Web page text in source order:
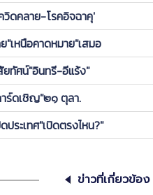
วิดคลาย-โรคอิจฉาคุ'
"เหนือคาดหมาย"เสมอ
ยทัศน์"อินทรี-อีแร้ง"
ร์ดเชิญ"๒๑ ตุลา.
ประเทศ"เปิดตรงไหน?"
ข่าวที่เกี่ยวข้อง